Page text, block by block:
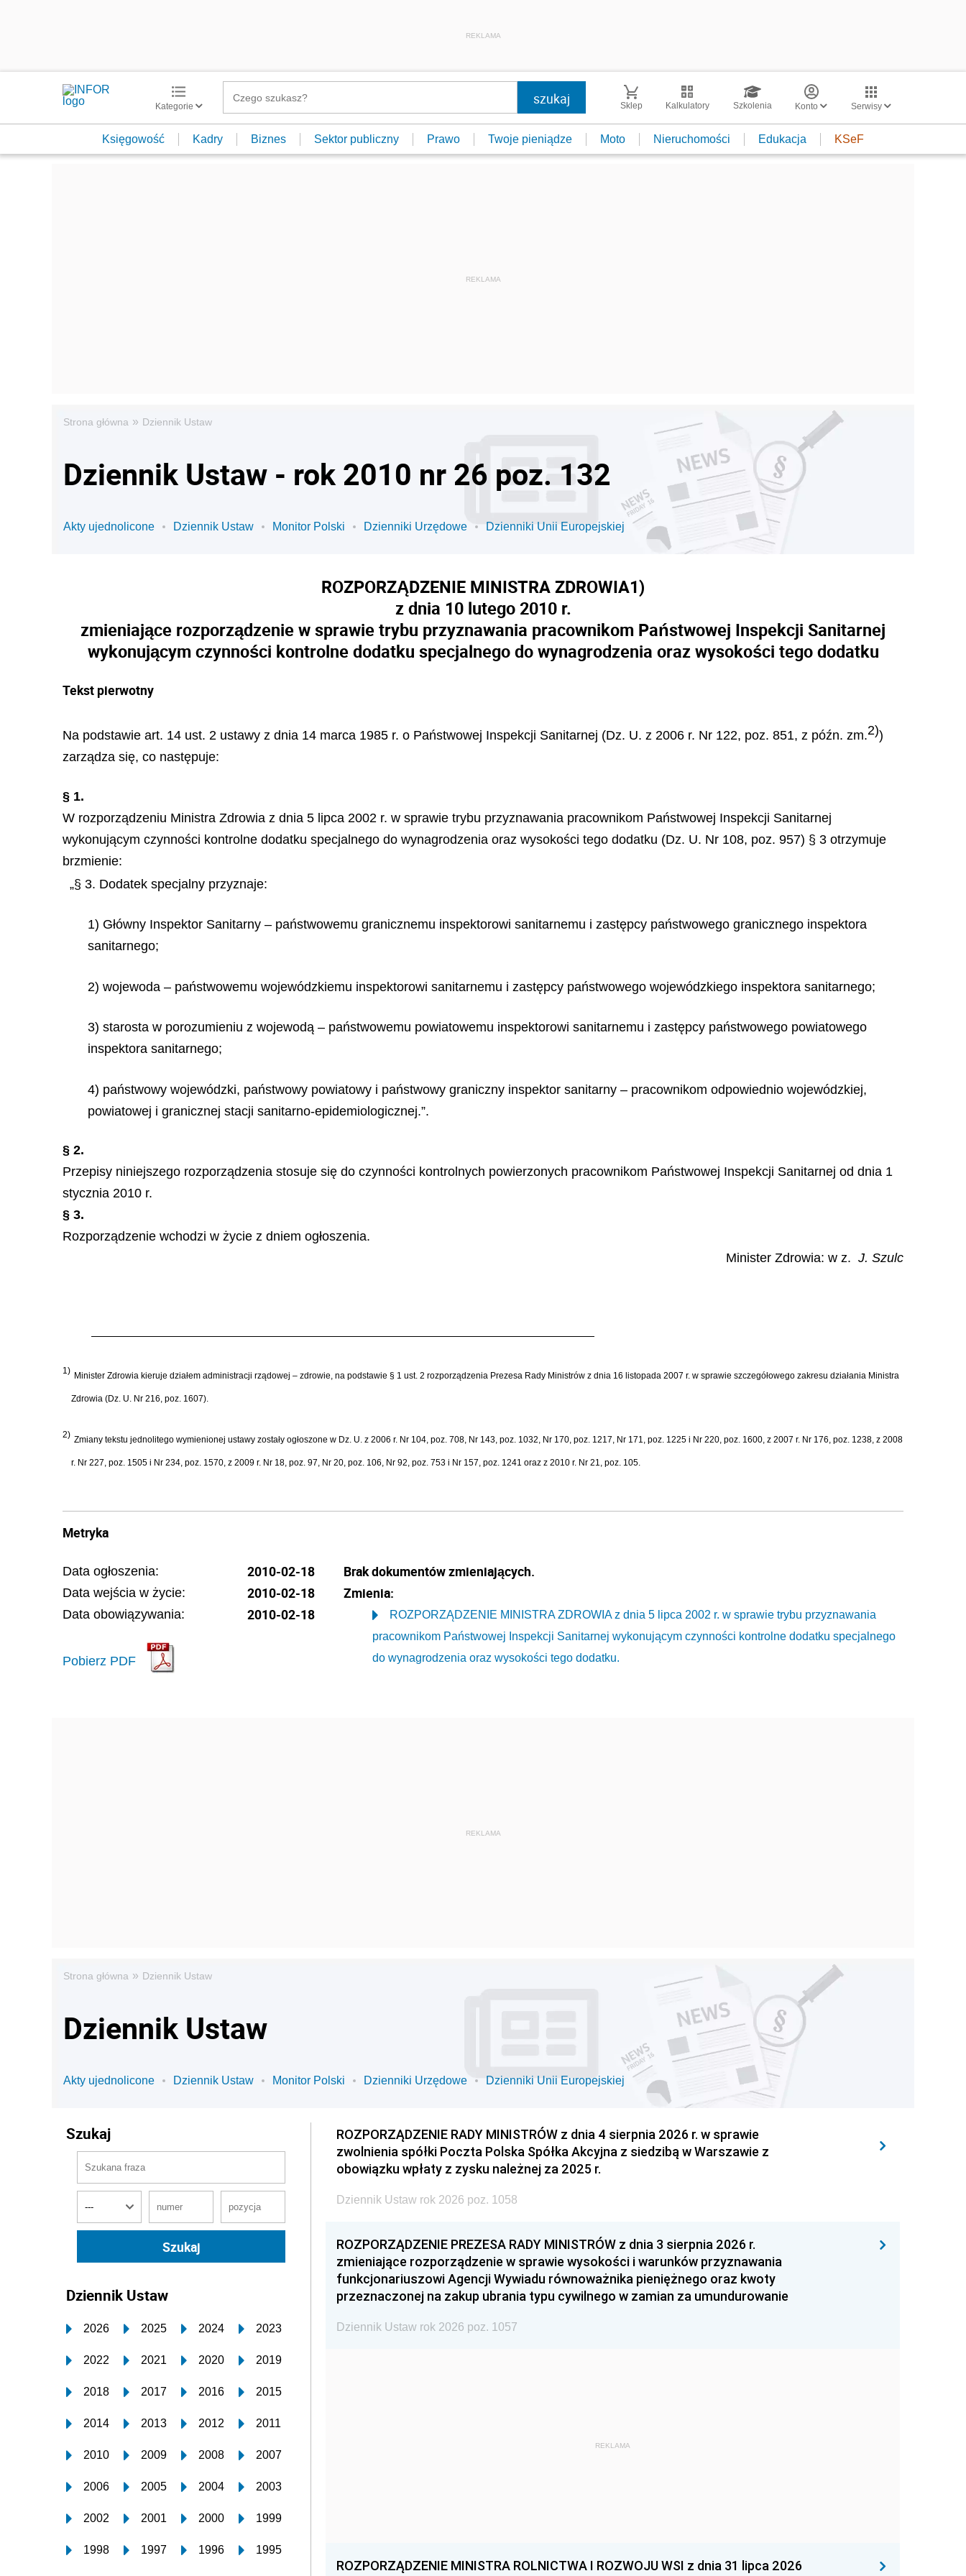
REKLAMA
Kategorie Sklep Kalkulatory Szkolenia Konto Serwisy
Księgowość Kadry Biznes Sektor publiczny Prawo Twoje pieniądze Moto Nieruchomości Edukacja KSeF
Strona główna » Dziennik Ustaw
Dziennik Ustaw - rok 2010 nr 26 poz. 132
Akty ujednolicone Dziennik Ustaw Monitor Polski Dzienniki Urzędowe Dzienniki Unii Europejskiej
ROZPORZĄDZENIE MINISTRA ZDROWIA1)
z dnia 10 lutego 2010 r.
zmieniające rozporządzenie w sprawie trybu przyznawania pracownikom Państwowej Inspekcji Sanitarnej
wykonującym czynności kontrolne dodatku specjalnego do wynagrodzenia oraz wysokości tego dodatku
Tekst pierwotny
Na podstawie art. 14 ust. 2 ustawy z dnia 14 marca 1985 r. o Państwowej Inspekcji Sanitarnej (Dz. U. z 2006 r. Nr 122, poz. 851, z późn. zm.2))
zarządza się, co następuje:
§ 1.
W rozporządzeniu Ministra Zdrowia z dnia 5 lipca 2002 r. w sprawie trybu przyznawania pracownikom Państwowej Inspekcji Sanitarnej
wykonującym czynności kontrolne dodatku specjalnego do wynagrodzenia oraz wysokości tego dodatku (Dz. U. Nr 108, poz. 957) § 3 otrzymuje
brzmienie:
„§ 3. Dodatek specjalny przyznaje:
1) Główny Inspektor Sanitarny – państwowemu granicznemu inspektorowi sanitarnemu i zastępcy państwowego granicznego inspektora
sanitarnego;
2) wojewoda – państwowemu wojewódzkiemu inspektorowi sanitarnemu i zastępcy państwowego wojewódzkiego inspektora sanitarnego;
3) starosta w porozumieniu z wojewodą – państwowemu powiatowemu inspektorowi sanitarnemu i zastępcy państwowego powiatowego
inspektora sanitarnego;
4) państwowy wojewódzki, państwowy powiatowy i państwowy graniczny inspektor sanitarny – pracownikom odpowiednio wojewódzkiej,
powiatowej i granicznej stacji sanitarno-epidemiologicznej.”.
§ 2.
Przepisy niniejszego rozporządzenia stosuje się do czynności kontrolnych powierzonych pracownikom Państwowej Inspekcji Sanitarnej od dnia 1
stycznia 2010 r.
§ 3.
Rozporządzenie wchodzi w życie z dniem ogłoszenia.
Minister Zdrowia: w z. J. Szulc
1) Minister Zdrowia kieruje działem administracji rządowej – zdrowie, na podstawie § 1 ust. 2 rozporządzenia Prezesa Rady Ministrów z dnia 16 listopada 2007 r. w sprawie szczegółowego zakresu działania Ministra
Zdrowia (Dz. U. Nr 216, poz. 1607).
2) Zmiany tekstu jednolitego wymienionej ustawy zostały ogłoszone w Dz. U. z 2006 r. Nr 104, poz. 708, Nr 143, poz. 1032, Nr 170, poz. 1217, Nr 171, poz. 1225 i Nr 220, poz. 1600, z 2007 r. Nr 176, poz. 1238, z 2008
r. Nr 227, poz. 1505 i Nr 234, poz. 1570, z 2009 r. Nr 18, poz. 97, Nr 20, poz. 106, Nr 92, poz. 753 i Nr 157, poz. 1241 oraz z 2010 r. Nr 21, poz. 105.
Metryka
Data ogłoszenia: 2010-02-18
Data wejścia w życie: 2010-02-18
Data obowiązywania: 2010-02-18
Pobierz PDF
Brak dokumentów zmieniających.
Zmienia:
ROZPORZĄDZENIE MINISTRA ZDROWIA z dnia 5 lipca 2002 r. w sprawie trybu przyznawania
pracownikom Państwowej Inspekcji Sanitarnej wykonującym czynności kontrolne dodatku specjalnego
do wynagrodzenia oraz wysokości tego dodatku.
Strona główna » Dziennik Ustaw
Dziennik Ustaw
Akty ujednolicone Dziennik Ustaw Monitor Polski Dzienniki Urzędowe Dzienniki Unii Europejskiej
Szukaj
Dziennik Ustaw
2026 2025 2024 2023
2022 2021 2020 2019
2018 2017 2016 2015
2014 2013 2012 2011
2010 2009 2008 2007
2006 2005 2004 2003
2002 2001 2000 1999
1998 1997 1996 1995
ROZPORZĄDZENIE RADY MINISTRÓW z dnia 4 sierpnia 2026 r. w sprawie
zwolnienia spółki Poczta Polska Spółka Akcyjna z siedzibą w Warszawie z
obowiązku wpłaty z zysku należnej za 2025 r.
Dziennik Ustaw rok 2026 poz. 1058
ROZPORZĄDZENIE PREZESA RADY MINISTRÓW z dnia 3 sierpnia 2026 r.
zmieniające rozporządzenie w sprawie wysokości i warunków przyznawania
funkcjonariuszowi Agencji Wywiadu równoważnika pieniężnego oraz kwoty
przeznaczonej na zakup ubrania typu cywilnego w zamian za umundurowanie
Dziennik Ustaw rok 2026 poz. 1057
REKLAMA
ROZPORZĄDZENIE MINISTRA ROLNICTWA I ROZWOJU WSI z dnia 31 lipca 2026